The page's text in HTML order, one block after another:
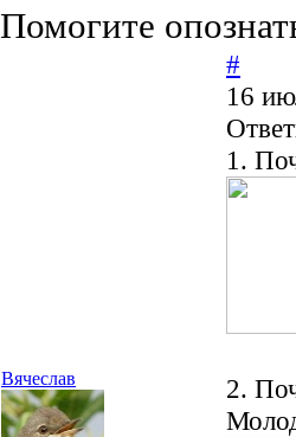
Помогите
Вячеслав
#
16
1.
2.